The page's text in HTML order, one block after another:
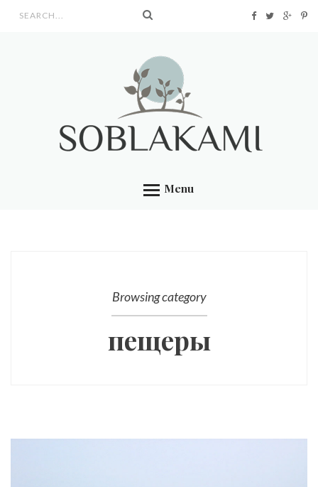
Menu
Browsing category
пещеры